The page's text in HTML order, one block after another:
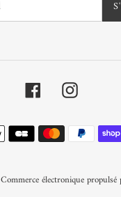
FacebookInstagram
Moyens
de
Commerce électronique